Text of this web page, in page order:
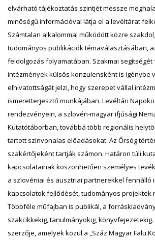
elvárható tájékoztatás szintjét messze
minőségű információval látja el a levéltárat
Számtalan alkalommal működött közre
tudományos publikációk témaválasztásában,
feldolgozás folyamatában. Szakmai
intézmények külsős konzulensként is igénybe
elhivatottságát jelzi, hogy szerepet vállal
ismeretterjesztő munkájában. Levéltári
rendezvényein, a szlovén-magyar ifjúsági
Kutatótáborban, továbbá több regionális
tartott színvonalas előadásokat. Az Őrség
szakértőjeként tartják számon. Határon túli
kapcsolatainak köszönhetően személyes
a szlovéniai és ausztriai partnerekkel fennálló
kapcsolatok fejlődését, tudományos projektek
Többféle műfajban is publikál, a
szakcikkekig, tanulmányokig,
szerzője, amelyek közül a „Száz Magyar Falu